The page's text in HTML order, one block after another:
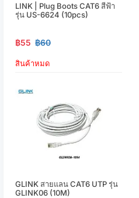
LINK | Plug Boots CAT6 สีฟ้า
รุ่น US-6624 (10pcs)
฿55 ฿60
สินค้าหมด
GLINK สายแลน CAT6 UTP รุ่น
GLINK06 (10M)